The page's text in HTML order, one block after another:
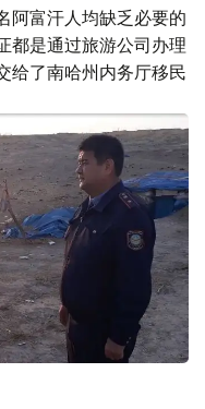
阿富汗人均缺乏必要的
都是通过旅游公司办理
给了南哈州内务厅移民